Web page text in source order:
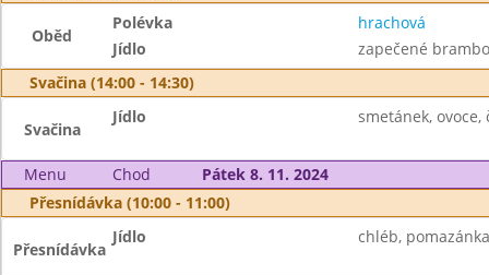
Oběd
Polévka
hrachová
Jídlo
zapečené
Svačina (14:00 - 14:30)
Svačina
Jídlo smetánek, ovoce,
Menu Chod
Pátek 8. 11. 2024
Přesnídávka (10:00 - 11:00)
Přesnídávka
Jídlo chléb,